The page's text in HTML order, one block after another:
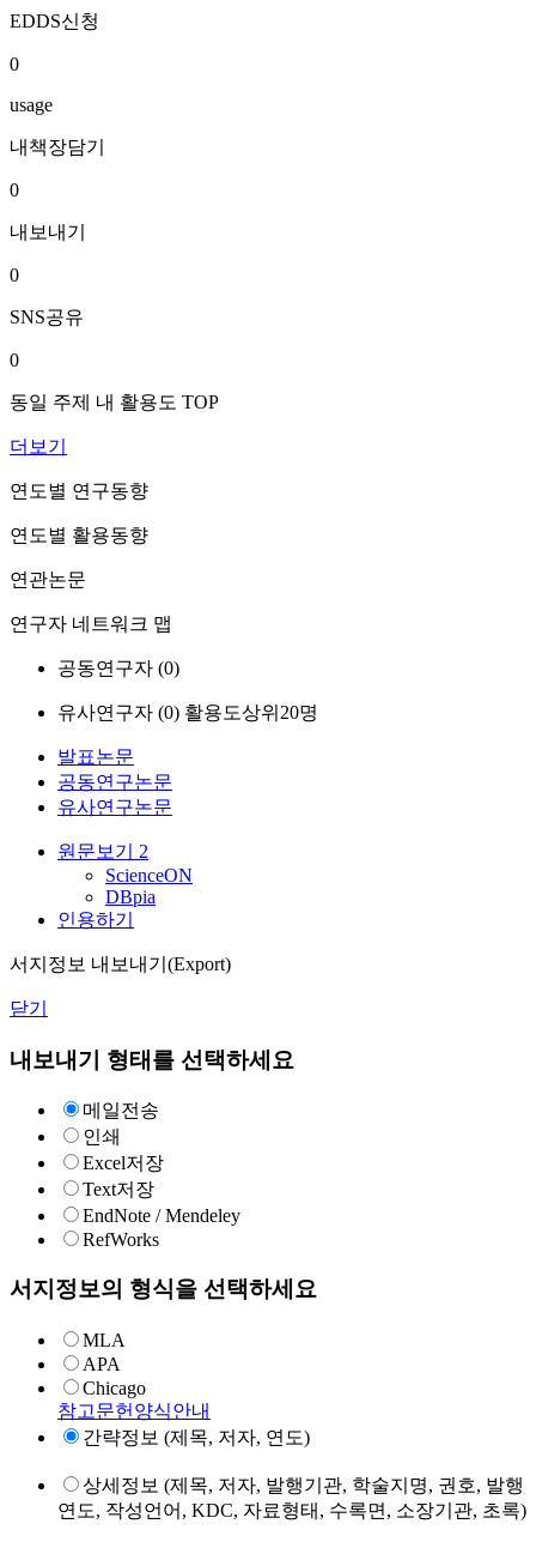
EDDS신청
0
usage
내책장담기
0
내보내기
0
SNS공유
0
동일 주제 내 활용도 TOP
더보기
연도별 연구동향
연도별 활용동향
연관논문
연구자 네트워크 맵
공동연구자 (0)
유사연구자 (0) 활용도상위20명
발표논문
공동연구논문
유사연구논문
원문보기 2
ScienceON
DBpia
인용하기
서지정보 내보내기(Export)
닫기
내보내기 형태를 선택하세요
메일전송
인쇄
Excel저장
Text저장
EndNote / Mendeley
RefWorks
서지정보의 형식을 선택하세요
MLA
APA
Chicago
참고문헌양식안내
간략정보 (제목, 저자, 연도)
상세정보 (제목, 저자, 발행기관, 학술지명, 권호, 발행
연도, 작성언어, KDC, 자료형태, 수록면, 소장기관, 초록)